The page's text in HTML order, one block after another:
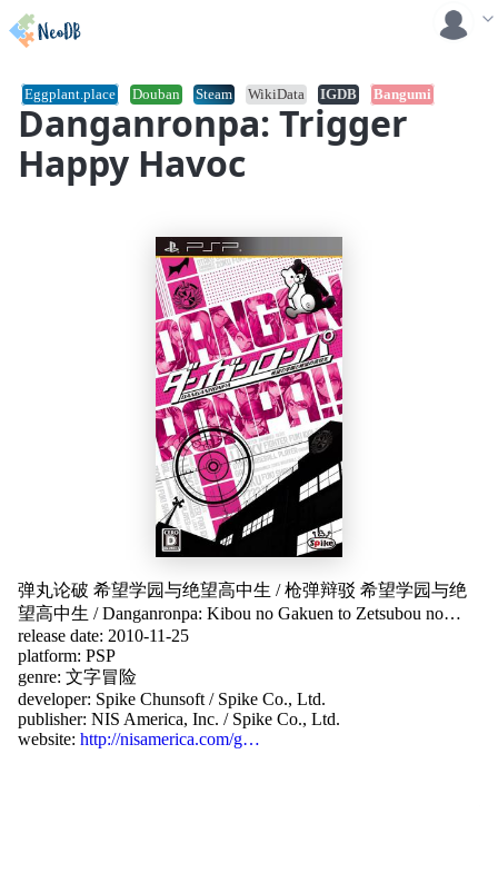
Danganronpa: Trigger
Happy Havoc
Eggplant.place Douban Steam WikiData IGDB Bangumi
弹丸论破 希望学园与绝望高中生 /枪弹辩驳 希望学园与绝
望高中生 /Danganronpa: Kibou no Gakuen to Zetsubou no
Koukousei / ダンガンロンパ 希望の学園と絶望の高校生
槍彈辯駁 希望學園與絕望高中生
绝望高中生 /Dangan Ronpa
Havoc /Danganronpa /단간론파 -희망의 학교와 절망의 고교
생-
release date: 2010-11-25
platform: PSP
genre: 文字冒险
developer: Spike Chunsoft / Spike Co., Ltd.
publisher: NIS America, Inc. / Spike Co., Ltd.
website: http://nisamerica.com/g…